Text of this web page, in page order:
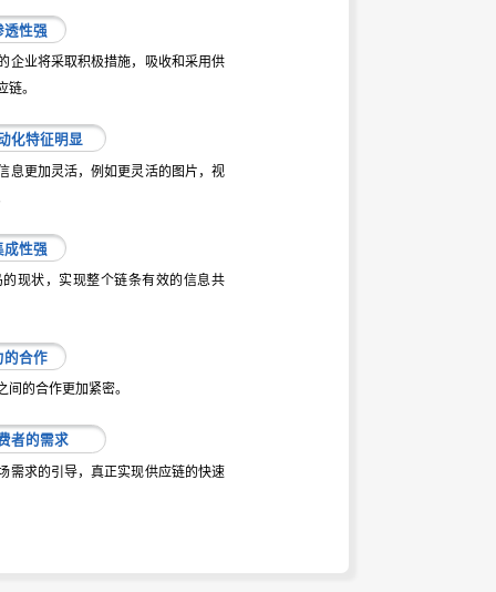
性强
企业将采取积极措施，吸收和采用供
。
化特征明显
息更加灵活，例如更灵活的图片，视
性强
现状，实现整个链条有效的信息共
合作
的合作更加紧密。
者的需求
需求的引导，真正实现供应链的快速